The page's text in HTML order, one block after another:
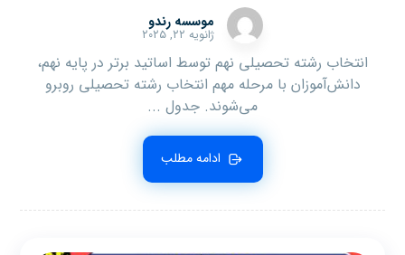
موسسه رندو
ژانویه ۲۲, ۲۰۲۵
انتخاب رشته تحصیلی نهم توسط اساتید برتر در پایه نهم،
دانش‌آموزان با مرحله مهم انتخاب رشته تحصیلی روبرو
می‌شوند. جدول ...
ادامه مطلب